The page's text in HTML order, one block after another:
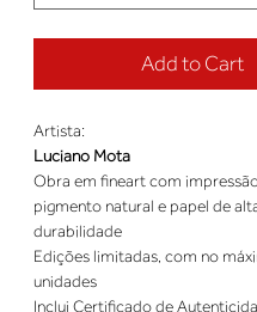
Add to Cart
Artista:
Luciano Mota
Obra em fineart com
pigmento natural e papel de
durabilidade
Edições limitadas, com no
unidades
Inclui Certificado de